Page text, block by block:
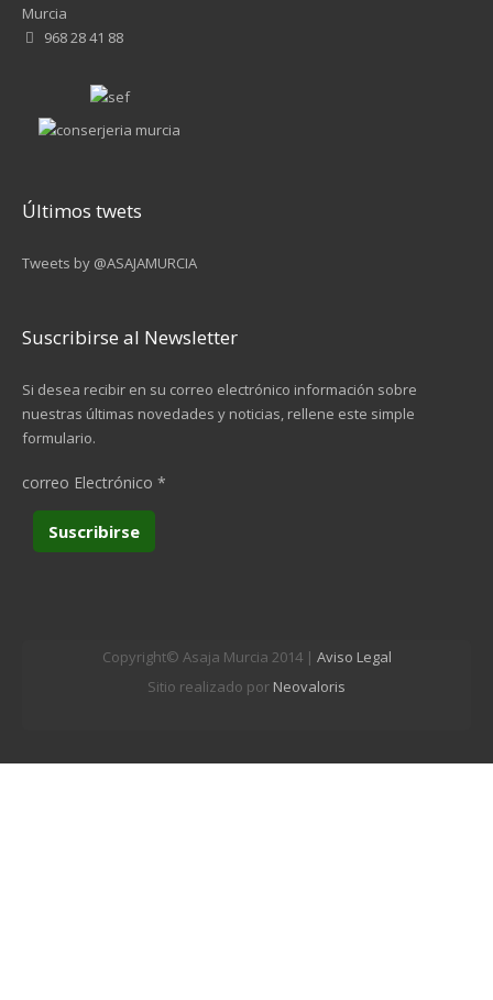
Murcia
968 28 41 88
Últimos twets
Tweets by @ASAJAMURCIA
Suscribirse al Newsletter
Si desea recibir en su correo electrónico información sobre
nuestras últimas novedades y noticias, rellene este simple
formulario.
correo Electrónico *
Copyright© Asaja Murcia 2014 | Aviso Legal
Sitio realizado por Neovaloris